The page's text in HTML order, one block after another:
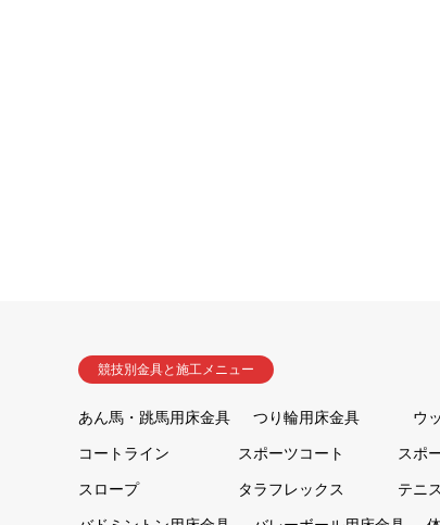
競技別金具と施工メニュー
あん馬・跳馬用床金具 つり輪用床金具 ウ
コートライン スポーツコート スポ
スロープ タラフレックス テニ